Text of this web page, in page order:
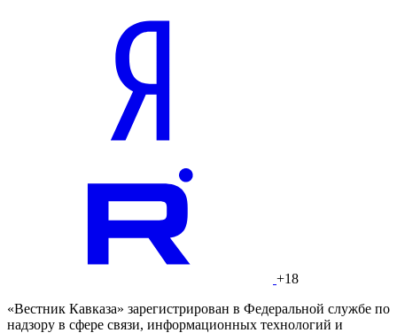
+18
«Вестник Кавказа» зарегистрирован в Федеральной службе по
надзору в сфере связи, информационных технологий и